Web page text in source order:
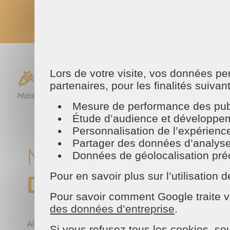
🎉 Chers clients et
Maison et Services Auray vous souhaite une
Meilleurs vœux ✨
De la part de
Alors que nous approchons de la fin de l'année
Lors de votre visite, vos données
partenaires, pour les finalités
Mesure de performance des
Étude d’audience et
Personnalisation de
Partager des données
Données de géolocalisation
Pour en savoir plus sur l’utilisation
Pour savoir comment Google traite
des données d’entreprise.